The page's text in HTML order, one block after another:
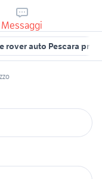
Messaggi
rover auto Pescara